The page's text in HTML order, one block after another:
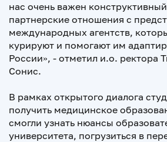
нас очень важен
партнерские отношения с
международных агентств,
курируют и помогают им
России», - отметил и.о. ректора
Сонис.
В рамках открытого диалога
получить медицинское
смогли узнать нюансы
университета, погрузиться в